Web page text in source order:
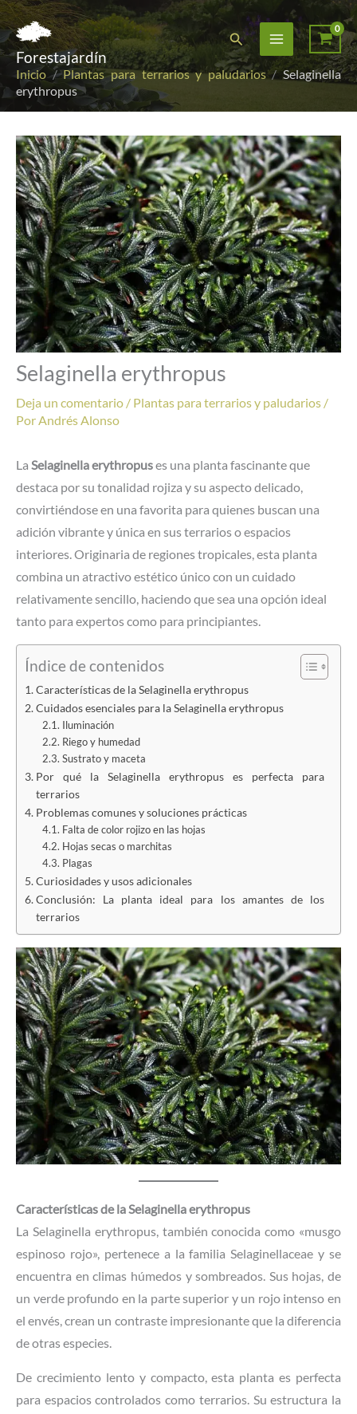
Ir
al
contenido
Forestajardín
Buscar
Inicio /Plantas para terrarios y paludarios/ Selaginella
erythropus
Selaginella erythropus
Deja un comentario / Plantas para terrarios y paludarios /
PorAndrés Alonso
La Selaginella erythropuses una planta fascinante que
destaca por su tonalidad rojiza y su aspecto delicado,
convirtiéndose en una favorita para quienes buscan una
adición vibrante y única en sus terrarios o espacios
interiores. Originaria de regiones tropicales, esta planta
combina un atractivo estético único con un cuidado
relativamente sencillo, haciendo que sea una opción ideal
tanto para expertos como para principiantes.
Índice de contenidos
Características de la Selaginella erythropus
Cuidados esenciales para la Selaginella erythropus
Iluminación
Riego y humedad
Sustrato y maceta
Por qué la Selaginella erythropus es perfecta para
terrarios
Problemas comunes y soluciones prácticas
Falta de color rojizo en las hojas
Hojas secas o marchitas
Plagas
Curiosidades y usos adicionales
Conclusión: La planta ideal para los amantes de los
terrarios
Características de la Selaginella erythropus
La Selaginella erythropus, también conocida como «musgo
espinoso rojo», pertenece a la familia Selaginellaceae y se
encuentra en climas húmedos y sombreados. Sus hojas, de
un verde profundo en la parte superior y un rojo intenso en
el envés, crean un contraste impresionante que la diferencia
de otras especies.
De crecimiento lento y compacto, esta planta es perfecta
para espacios controlados como terrarios. Su estructura la